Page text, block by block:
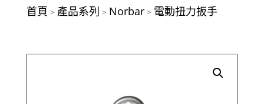
首頁 > 產品系列 > Norbar> 電動扭力扳手